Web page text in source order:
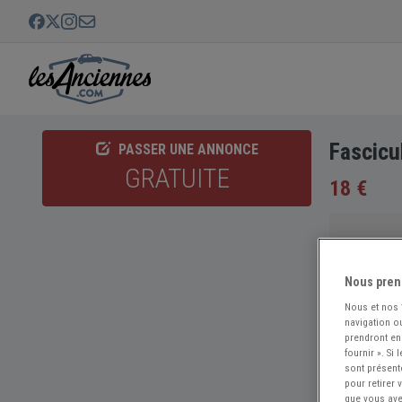
PASSER UNE ANNONCE
GRATUITE 18 €
Nous
Nous et nos
navigation
prendront
fournir ». Si
sont
pour retirer
que vous